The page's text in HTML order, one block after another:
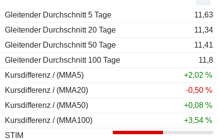
Gleitender Durchschnitt 5 Tage
11,63
Gleitender Durchschnitt 20 Tage
11,34
Gleitender Durchschnitt 50 Tage
11,41
Gleitender Durchschnitt 100 Tage
11,8
Kursdifferenz / (MMA5)
+2,02 %
Kursdifferenz / (MMA20)
-0,50 %
Kursdifferenz / (MMA50)
+0,08 %
Kursdifferenz / (MMA100)
+3,54 %
STIM